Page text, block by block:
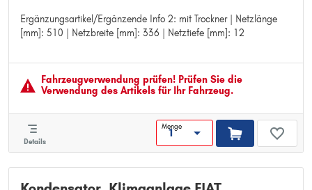
Ergänzungsartikel/Ergänzende Info 2: mit Trockner | Netzlänge
[mm]: 510 | Netzbreite [mm]: 336 | Netztiefe [mm]: 12
Ergänzungsartikel/Ergänzende Info 2: mit Trockner
Netzlänge [mm]: 510
Netztiefe [mm]: 12
Fahrzeugver­wendung prüfen! Prüfen Sie die
Verwendung des Artikels für Ihr Fahrzeug.
Details
Menge